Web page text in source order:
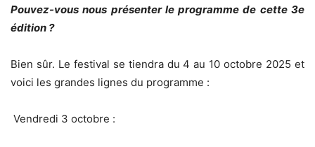
Pouvez-vous nous présenter le programme de cette 3e
édition ?
Bien sûr. Le festival se tiendra du 4 au 10 octobre 2025 et
voici les grandes lignes du programme :
Vendredi 3 octobre :